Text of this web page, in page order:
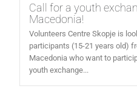
Call for a youth
Macedonia!
Volunteers Centre Skopje is
participants (15-21 years old)
Macedonia who want to
youth exchange...